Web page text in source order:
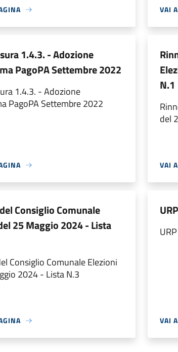
VAI
1.4.3. - Adozione
PagoPA Settembre 2022
1.4.3. - Adozione
PagoPA Settembre 2022
N.1
del
VAI
Consiglio Comunale
25 Maggio 2024 - Lista
Consiglio Comunale Elezioni
2024 - Lista N.3
VAI